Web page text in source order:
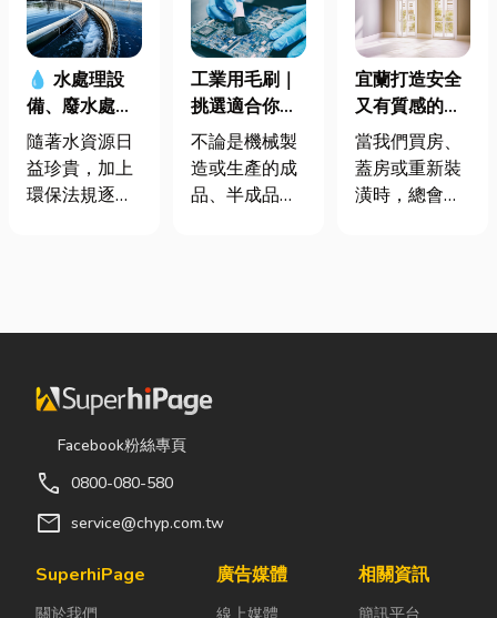
💧 水處理設
備、廢水處理
工程與回收水
工程完整解析
｜打造高效率
隨著水資源日
益珍貴，加上
環保法規逐漸
資源管理。透
理設備規劃，
不僅能改善水
質、提升用水
配廢水處理工
程與回收水工
成本，實現節
工業用毛刷｜
挑選適合你的
產業的刷子工
業用毛刷
不論是機械製
造或生產的成
品、半成品，
除，此時如何
學問，下面小
希望能讓你在
考的文章。 工
宜蘭打造安全
又有質感的
家，從專業門
窗開始
當我們買房、
蓋房或重新裝
潢時，總會把
天都在使用的
氣候潮濕多
Facebook粉絲專頁
call 0800-080-580
mail service@chyp.com.tw
SuperhiPage
關於我們
廣告媒體
線上媒體
相關資訊
簡訊平台